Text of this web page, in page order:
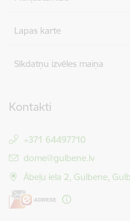
Lapas karte
Sīkdatņu izvēles maiņa
Kontakti
+371 64497710
E-pasts:
dome@gulbene.lv
Ābeļu iela 2, Gulbene,